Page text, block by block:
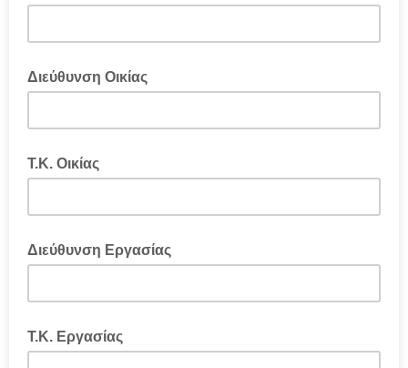
Διεύθυνση Οικίας
Τ.Κ. Οικίας
Διεύθυνση Εργασίας
Τ.Κ. Εργασίας